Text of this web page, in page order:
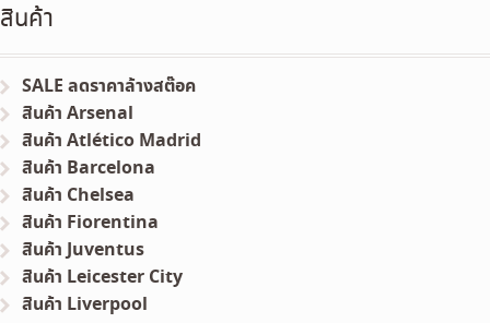
สินค้า
SALE ลดราคาล้างสต๊อค
สินค้า Arsenal
สินค้า Atlético Madrid
สินค้า Barcelona
สินค้า Chelsea
สินค้า Fiorentina
สินค้า Juventus
สินค้า Leicester City
สินค้า Liverpool